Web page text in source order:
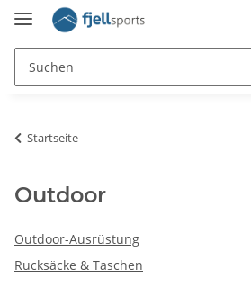
Startseite
Outdoor
Outdoor-Ausrüstung
Rucksäcke & Taschen